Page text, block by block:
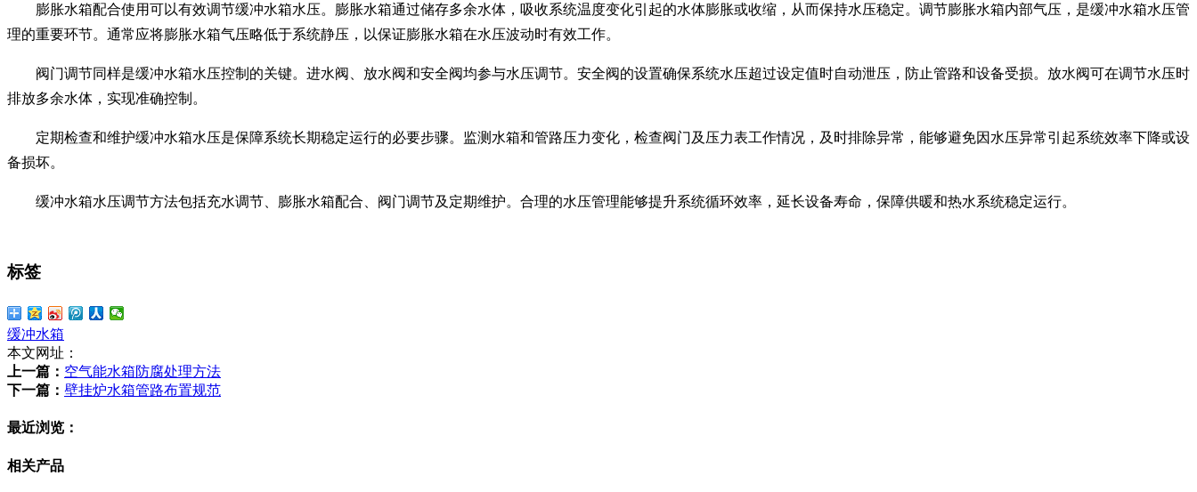
膨胀水箱配合使用可以有效调节缓冲水箱水压。膨胀水箱通过储存多余水体，吸收系统温度变化引起的水体膨胀或收缩，从而保持水压稳定。调节膨胀水箱内部气压，是缓冲水箱水压管
理的重要环节。通常应将膨胀水箱气压略低于系统静压，以保证膨胀水箱在水压波动时有效工作。
阀门调节同样是缓冲水箱水压控制的关键。进水阀、放水阀和安全阀均参与水压调节。安全阀的设置确保系统水压超过设定值时自动泄压，防止管路和设备受损。放水阀可在调节水压时
排放多余水体，实现准确控制。
定期检查和维护缓冲水箱水压是保障系统长期稳定运行的必要步骤。监测水箱和管路压力变化，检查阀门及压力表工作情况，及时排除异常，能够避免因水压异常引起系统效率下降或设
备损坏。
缓冲水箱水压调节方法包括充水调节、膨胀水箱配合、阀门调节及定期维护。合理的水压管理能够提升系统循环效率，延长设备寿命，保障供暖和热水系统稳定运行。
标签
缓冲水箱
本文网址：
上一篇： 空气能水箱防腐处理方法
下一篇： 壁挂炉水箱管路布置规范
最近浏览：
相关产品